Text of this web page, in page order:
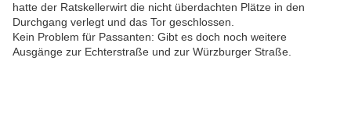
hatte der Ratskellerwirt die nicht überdachten Plätze in den
Durchgang verlegt und das Tor geschlossen.
Kein Problem für Passanten: Gibt es doch noch weitere
Ausgänge zur Echterstraße und zur Würzburger Straße.